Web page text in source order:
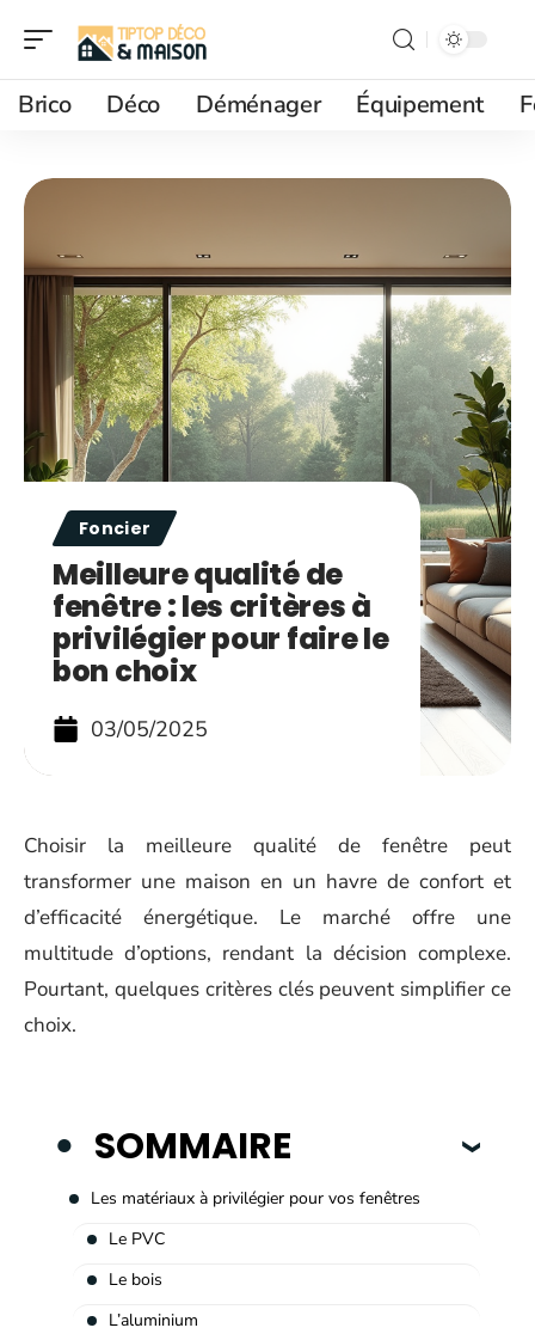
Brico Déco Déménager Équipement
Foncier
Meilleure qualité de
fenêtre : les critères à
privilégier pour faire le
bon choix
03/05/2025
Choisir la meilleure qualité de fenêtre peut
transformer une maison en un havre de confort et
d’efficacité énergétique. Le marché offre une
multitude d’options, rendant la décision complexe.
Pourtant, quelques critères clés peuvent simplifier ce
choix.
SOMMAIRE
Les matériaux à privilégier pour vos fenêtres
Le PVC
Le bois
L’aluminium